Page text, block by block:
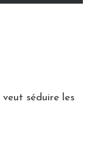
séduire les